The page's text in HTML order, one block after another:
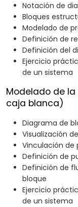
Notación de
Bloques
Modelado de
Definición de
Definición del
Ejercicio
de un sistema
Modelado de
caja blanca)
Diagrama de
Visualización
Vinculación
Definición de
Definición de
bloque
Ejercicio
de un sistema